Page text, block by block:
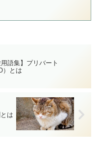
用語集】プリバート
）とは
は